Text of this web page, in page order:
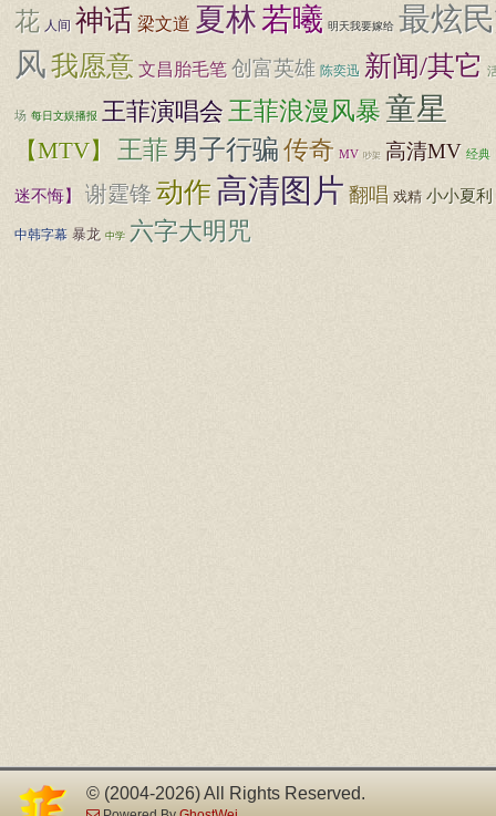
花 人间 神话 梁文道 夏林若曦 明天我要嫁给 最炫
风我愿意 文昌胎毛笔 创富英雄 陈奕迅 新闻/其它
场 每日文娱播报 王菲演唱会 王菲浪漫风暴童星
【MTV】 王菲 男子行骗传奇 MV 吵架 高清MV 经典
迷不悔】 谢霆锋动作高清图片 翻唱 戏精 小小夏利
中韩字幕 暴龙 中学 六字大明咒
© (2004-2026) All Rights Reserved.